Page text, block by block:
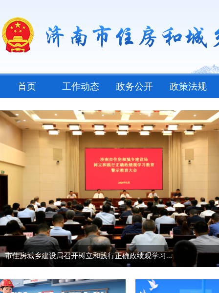
首页 工作动态 政务公开 政策法规
12345热线工作推进会召开 市